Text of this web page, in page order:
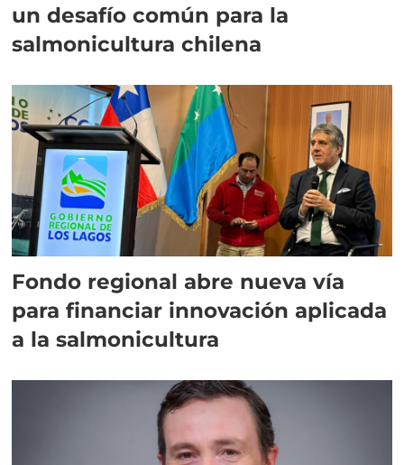
un desafío común para la
salmonicultura chilena
Fondo regional abre nueva vía
para financiar innovación aplicada
a la salmonicultura